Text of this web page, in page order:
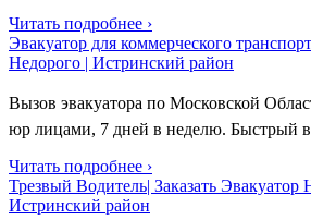
Читать подробнее ›
Эвакуатор для коммерческого
Недорого | Истринский район
Вызов эвакуатора по Московской
юр лицами, 7 дней в неделю. Быстрый
Читать подробнее ›
Трезвый Водитель| Заказать Эвакуатор
Истринский район